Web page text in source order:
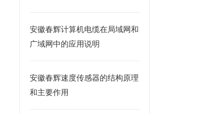
安徽春辉计算机电缆在局域网和
广域网中的应用说明
安徽春辉速度传感器的结构原理
和主要作用